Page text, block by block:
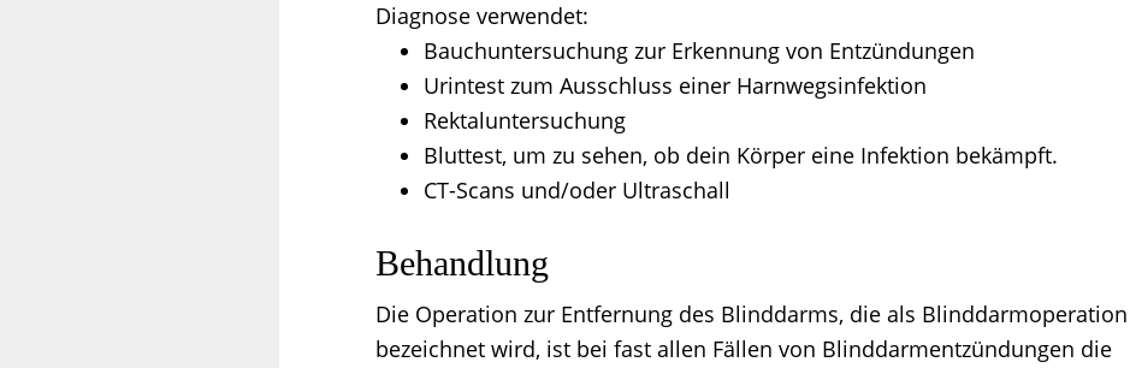
Diagnose verwendet:
Bauchuntersuchung zur Erkennung von Entzündungen
Urintest zum Ausschluss einer Harnwegsinfektion
Rektaluntersuchung
Bluttest, um zu sehen, ob dein Körper eine Infektion bekämpft.
CT-Scans und/oder Ultraschall
Behandlung
Die Operation zur Entfernung des Blinddarms, die als Blinddarmoperation
bezeichnet wird, ist bei fast allen Fällen von Blinddarmentzündungen die